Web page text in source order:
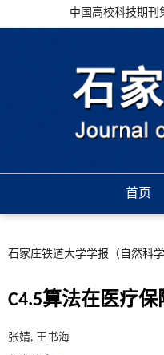
中国高校科技期刊
首页
石家庄铁道大学学报（自然科学
C4.5算法在医疗
张婧, 王书海